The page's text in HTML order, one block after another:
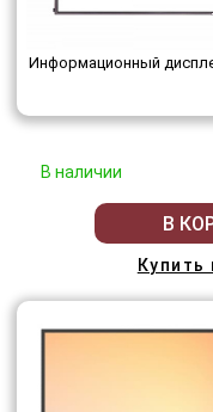
Информационный
В наличии
В
Купить